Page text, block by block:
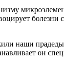
болезни
наши
он